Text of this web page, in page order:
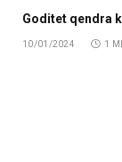
Goditet qendra
10/01/2024 1